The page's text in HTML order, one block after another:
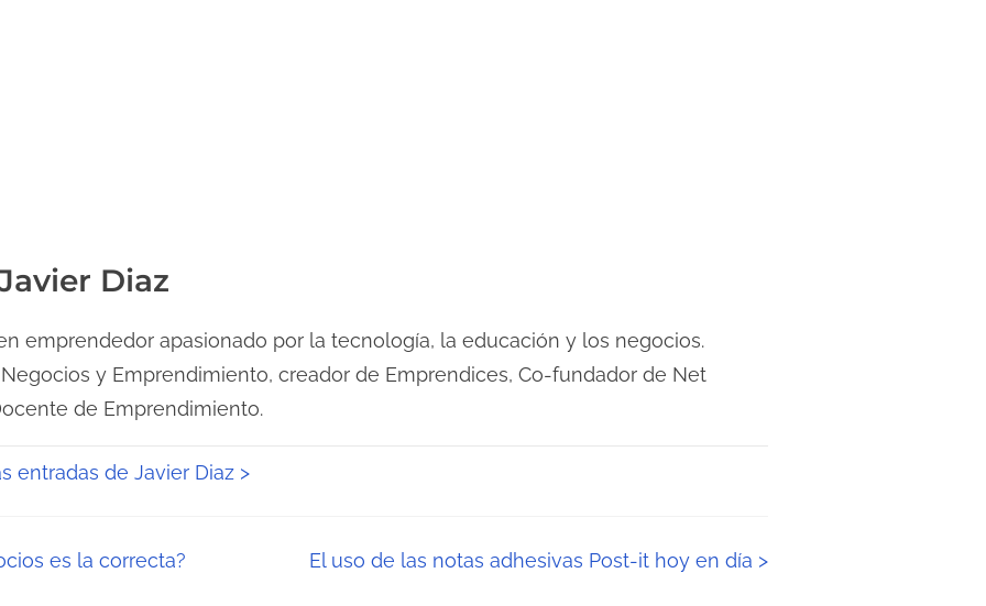
Diaz
emprendedor apasionado por la tecnología, la educación y los negocios.
y Emprendimiento, creador de Emprendices, Co-fundador de Net
de Emprendimiento.
entradas de Javier Diaz >
es la correcta? El uso de las notas adhesivas Post-it hoy en día >